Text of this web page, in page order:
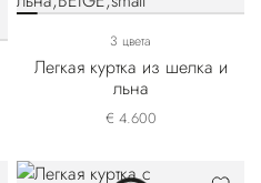
3 цвета
Легкая куртка из шелка и
льна
€ 4.600